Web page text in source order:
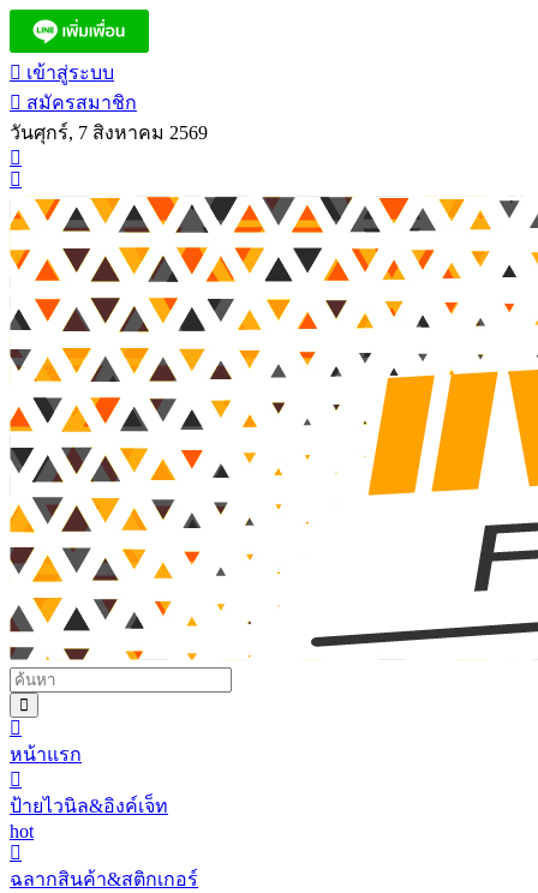
เข้าสู่ระบบ
สมัครสมาชิก
วันศุกร์, 7 สิงหาคม 2569
หน้าแรก
ป้ายไวนิล&อิงค์เจ็ท
hot
ฉลากสินค้า&สติกเกอร์